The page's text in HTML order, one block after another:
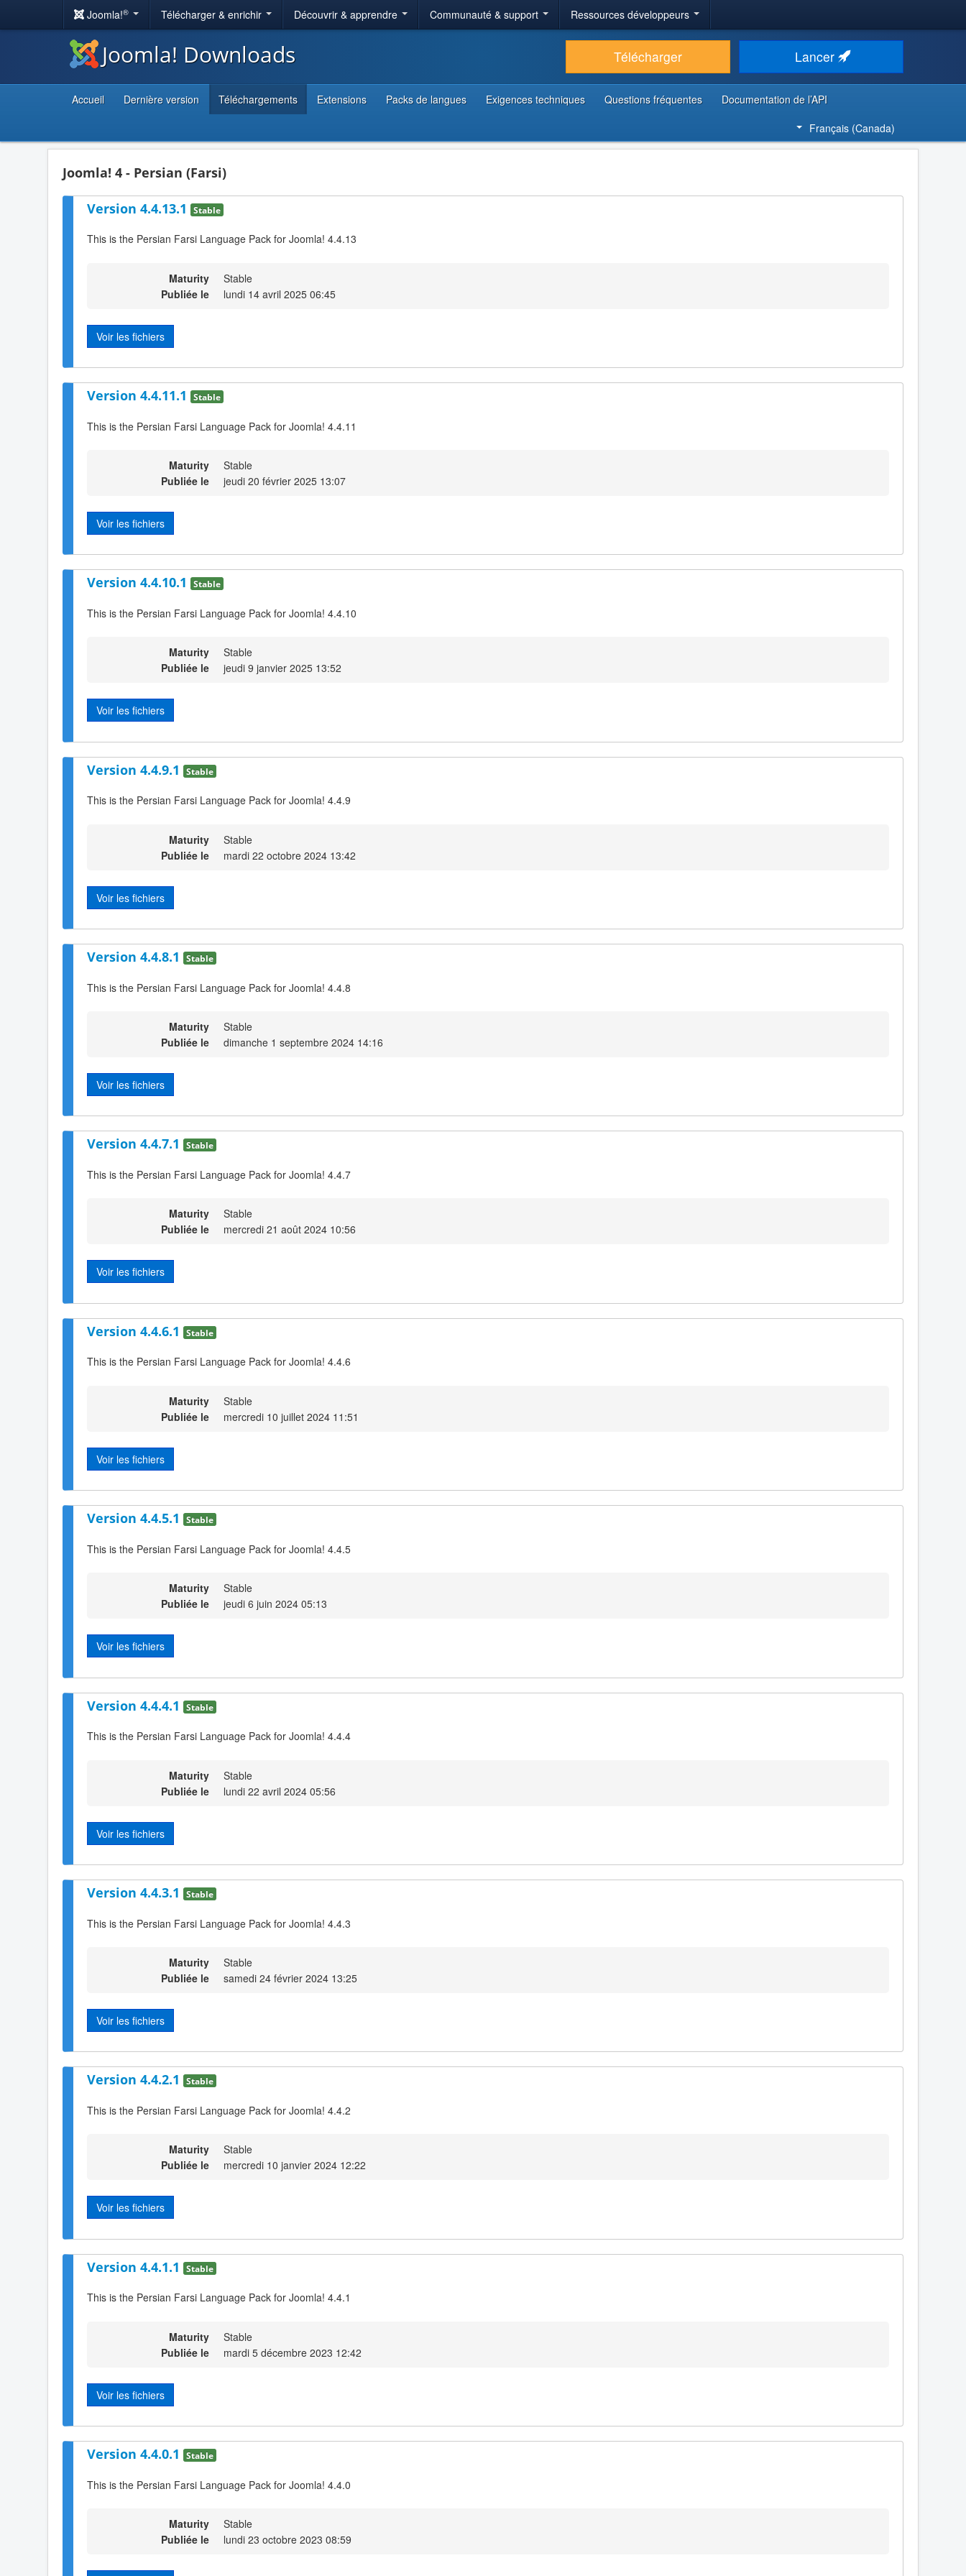
Joomla!® Télécharger & enrichir Découvrir & apprendre Communauté & support Ressources développeurs
Joomla! Downloads Télécharger Lancer
Accueil Dernière version Téléchargements Extensions Packs de langues Exigences techniques Questions fréquentes
Documentation de l’API
Français (Canada)
Joomla! 4 - Persian (Farsi)
Version 4.4.13.1 Stable
This is the Persian Farsi Language Pack for Joomla! 4.4.13
Maturity
Stable
Publiée le
lundi 14 avril 2025 06:45
Voir les fichiers
Version 4.4.11.1 Stable
This is the Persian Farsi Language Pack for Joomla! 4.4.11
Maturity
Stable
Publiée le
jeudi 20 février 2025 13:07
Voir les fichiers
Version 4.4.10.1 Stable
This is the Persian Farsi Language Pack for Joomla! 4.4.10
Maturity
Stable
Publiée le
jeudi 9 janvier 2025 13:52
Voir les fichiers
Version 4.4.9.1 Stable
This is the Persian Farsi Language Pack for Joomla! 4.4.9
Maturity
Stable
Publiée le
mardi 22 octobre 2024 13:42
Voir les fichiers
Version 4.4.8.1 Stable
This is the Persian Farsi Language Pack for Joomla! 4.4.8
Maturity
Stable
Publiée le
dimanche 1 septembre 2024 14:16
Voir les fichiers
Version 4.4.7.1 Stable
This is the Persian Farsi Language Pack for Joomla! 4.4.7
Maturity
Stable
Publiée le
mercredi 21 août 2024 10:56
Voir les fichiers
Version 4.4.6.1 Stable
This is the Persian Farsi Language Pack for Joomla! 4.4.6
Maturity
Stable
Publiée le
mercredi 10 juillet 2024 11:51
Voir les fichiers
Version 4.4.5.1 Stable
This is the Persian Farsi Language Pack for Joomla! 4.4.5
Maturity
Stable
Publiée le
jeudi 6 juin 2024 05:13
Voir les fichiers
Version 4.4.4.1 Stable
This is the Persian Farsi Language Pack for Joomla! 4.4.4
Maturity
Stable
Publiée le
lundi 22 avril 2024 05:56
Voir les fichiers
Version 4.4.3.1 Stable
This is the Persian Farsi Language Pack for Joomla! 4.4.3
Maturity
Stable
Publiée le
samedi 24 février 2024 13:25
Voir les fichiers
Version 4.4.2.1 Stable
This is the Persian Farsi Language Pack for Joomla! 4.4.2
Maturity
Stable
Publiée le
mercredi 10 janvier 2024 12:22
Voir les fichiers
Version 4.4.1.1 Stable
This is the Persian Farsi Language Pack for Joomla! 4.4.1
Maturity
Stable
Publiée le
mardi 5 décembre 2023 12:42
Voir les fichiers
Version 4.4.0.1 Stable
This is the Persian Farsi Language Pack for Joomla! 4.4.0
Maturity
Stable
Publiée le
lundi 23 octobre 2023 08:59